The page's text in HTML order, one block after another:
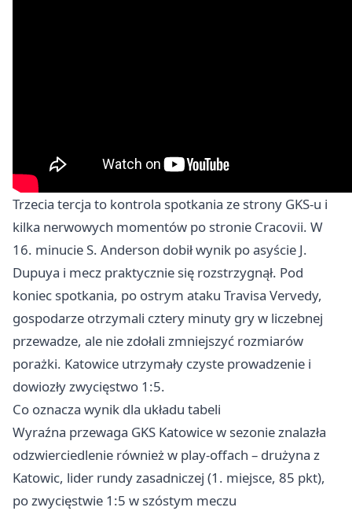
Trzecia tercja to kontrola spotkania ze strony GKS-u i
kilka nerwowych momentów po stronie Cracovii. W
16. minucie S. Anderson dobił wynik po asyście J.
Dupuya i mecz praktycznie się rozstrzygnął. Pod
koniec spotkania, po ostrym ataku Travisa Vervedy,
gospodarze otrzymali cztery minuty gry w liczebnej
przewadze, ale nie zdołali zmniejszyć rozmiarów
porażki. Katowice utrzymały czyste prowadzenie i
dowiozły zwycięstwo 1:5.
Co oznacza wynik dla układu tabeli
Wyraźna przewaga GKS Katowice w sezonie znalazła
odzwierciedlenie również w play-offach – drużyna z
Katowic, lider rundy zasadniczej (1. miejsce, 85 pkt),
po zwycięstwie 1:5 w szóstym meczu